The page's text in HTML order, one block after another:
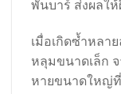
พันบาร์ ส่งผลใ
เมื่อเกิดซ้ำหลา
หลุมขนาดเล็ก
หายขนาดใหญ่ที่